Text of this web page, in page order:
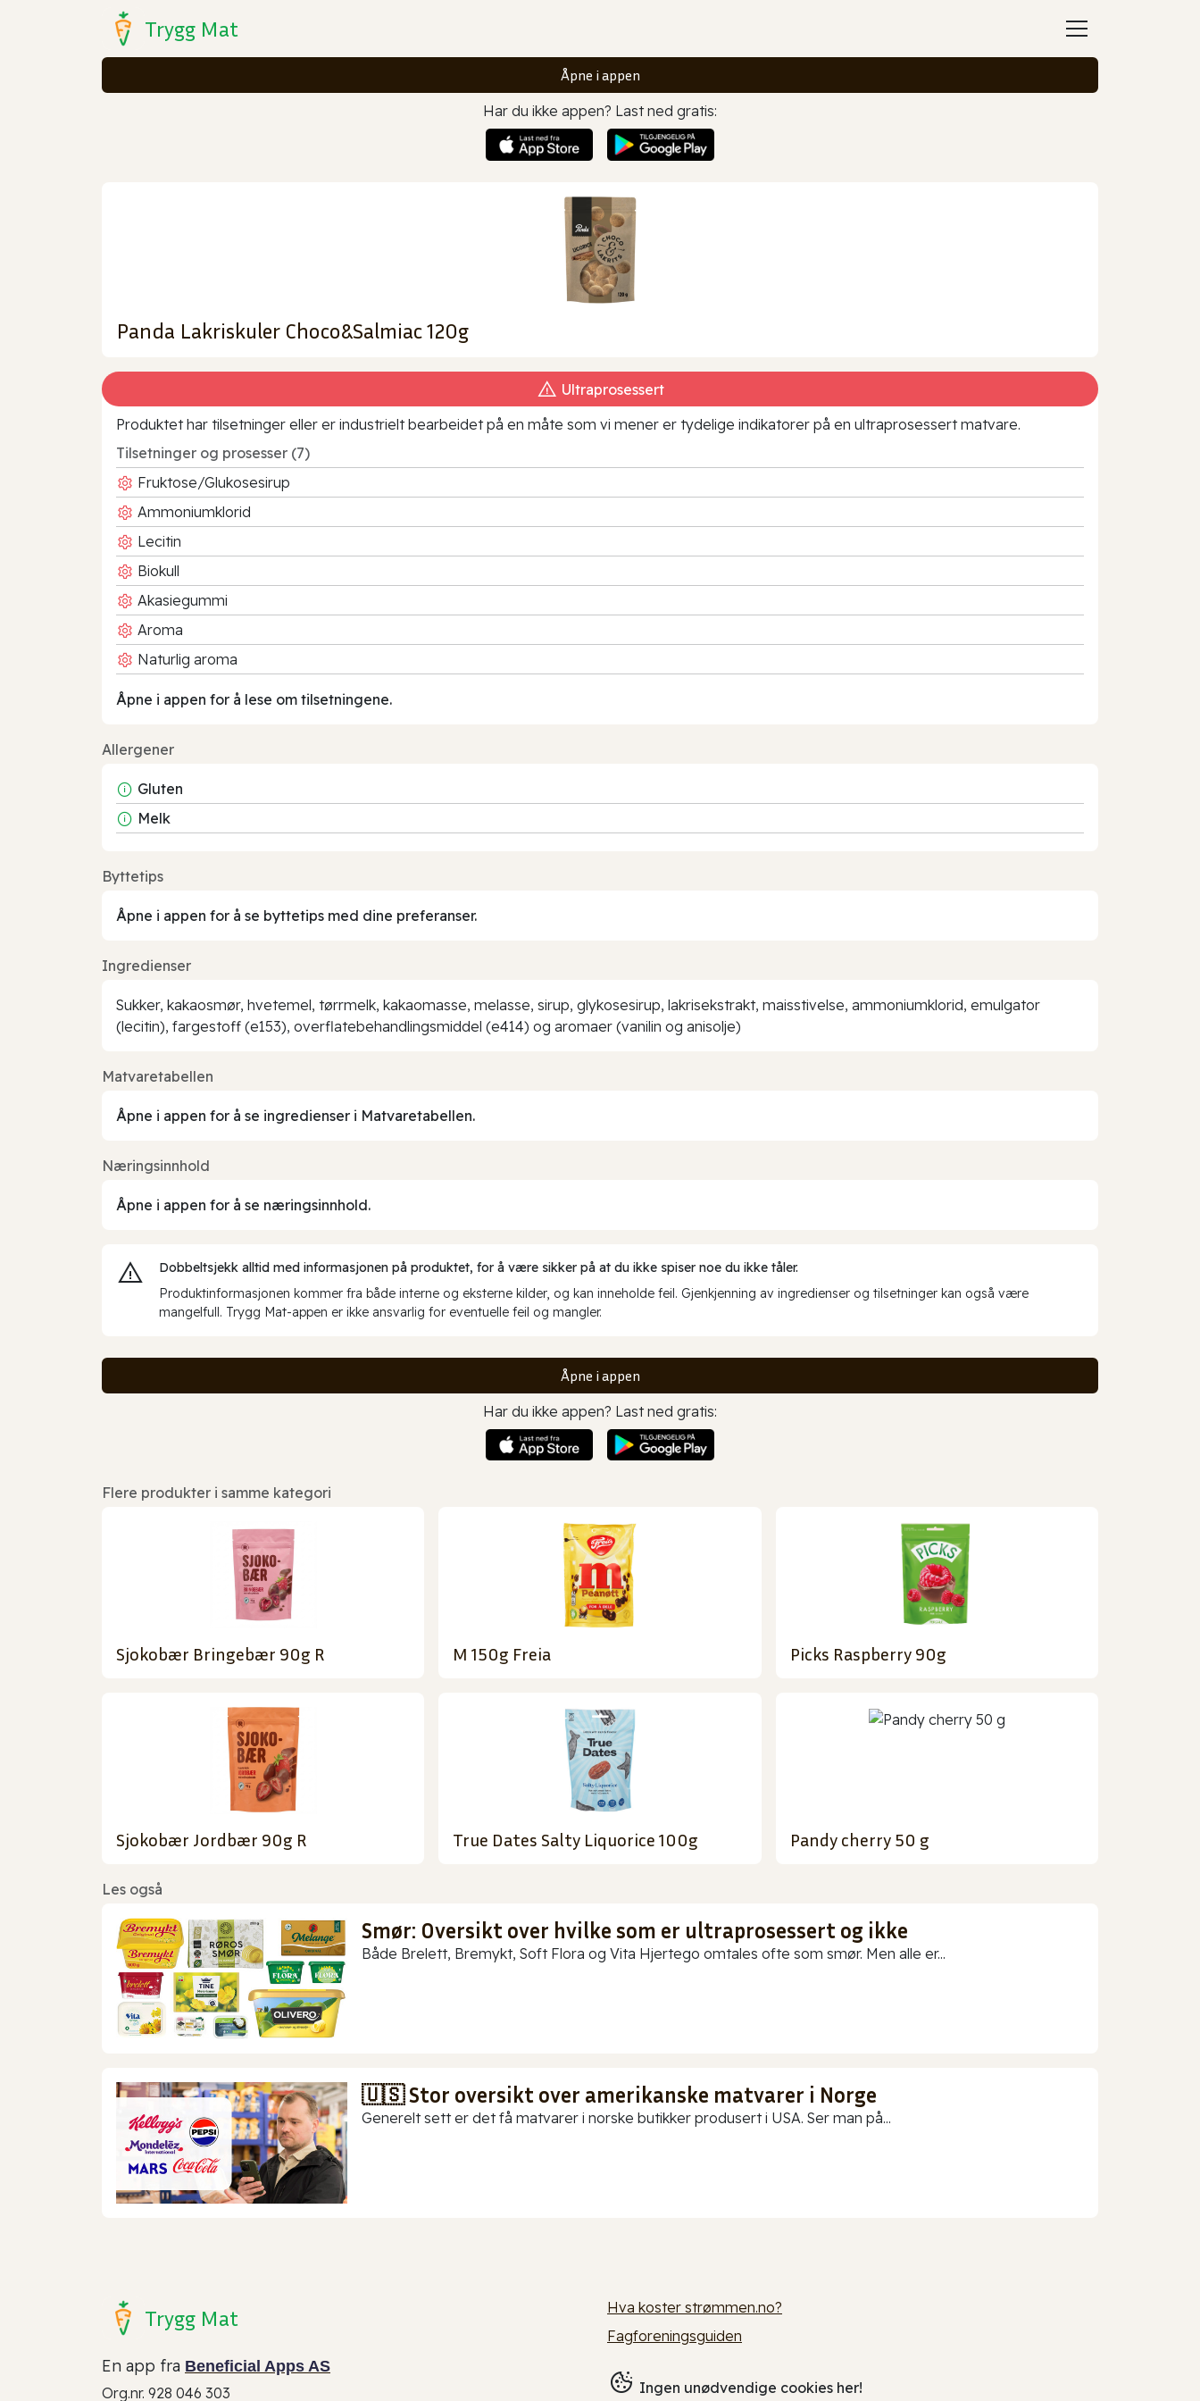
Trygg Mat
Åpne i appen
Har du ikke appen? Last ned gratis:
Panda Lakriskuler Choco&Salmiac 120g
Ultraprosessert
Produktet har tilsetninger eller er industrielt bearbeidet på en måte som vi mener er tydelige indikatorer på en ultraprosessert matvare.
Tilsetninger og prosesser (7)
Fruktose/Glukosesirup
Ammoniumklorid
Lecitin
Biokull
Akasiegummi
Aroma
Naturlig aroma
Åpne i appen for å lese om tilsetningene.
Allergener
Gluten
Melk
Byttetips
Åpne i appen for å se byttetips med dine preferanser.
Ingredienser
Sukker, kakaosmør, hvetemel, tørrmelk, kakaomasse, melasse, sirup, glykosesirup, lakrisekstrakt, maisstivelse, ammoniumklorid, emulgator
(lecitin), fargestoff (e153), overflatebehandlingsmiddel (e414) og aromaer (vanilin og anisolje)
Matvaretabellen
Åpne i appen for å se ingredienser i Matvaretabellen.
Næringsinnhold
Åpne i appen for å se næringsinnhold.
Dobbeltsjekk alltid med informasjonen på produktet, for å være sikker på at du ikke spiser noe du ikke tåler.
Produktinformasjonen kommer fra både interne og eksterne kilder, og kan inneholde feil. Gjenkjenning av ingredienser og tilsetninger kan også være
mangelfull. Trygg Mat-appen er ikke ansvarlig for eventuelle feil og mangler.
Åpne i appen
Har du ikke appen? Last ned gratis:
Flere produkter i samme kategori
Sjokobær Bringebær 90g R M 150g Freia Picks Raspberry 90g
Sjokobær Jordbær 90g R True Dates Salty Liquorice 100g Pandy cherry 50 g
Les også
Smør: Oversikt over hvilke som er ultraprosessert og ikke
Både Brelett, Bremykt, Soft Flora og Vita Hjertego omtales ofte som smør. Men alle er...
🇺🇸 Stor oversikt over amerikanske matvarer i Norge
Generelt sett er det få matvarer i norske butikker produsert i USA. Ser man på...
Trygg Mat
En app fra Beneficial Apps AS
Org.nr. 928 046 303
Hva koster strømmen.no?
Fagforeningsguiden
Ingen unødvendige cookies her!